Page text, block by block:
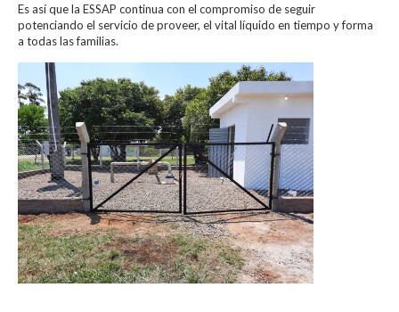
Es así que la ESSAP continua con el compromiso de seguir
potenciando el servicio de proveer, el vital líquido en tiempo y forma
a todas las familias.